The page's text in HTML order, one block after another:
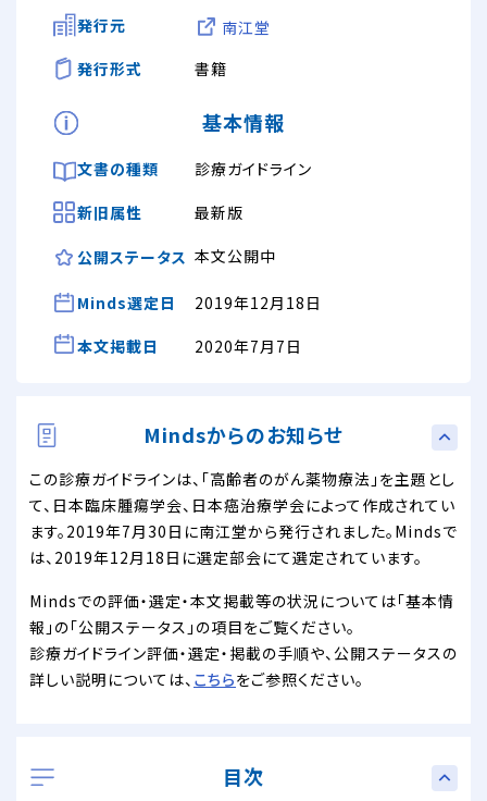
発行元
南江堂
発行形式
書籍
基本情報
文書の種類
診療ガイドライン
新旧属性
最新版
公開ステータス 本文公開中
Minds選定日
2019年12月18日
本文掲載日
2020年7月7日
Mindsからのお知らせ
この診療ガイドラインは、「高齢者のがん薬物療法」を主題とし
て、日本臨床腫瘍学会、日本癌治療学会によって作成されてい
ます。2019年7月30日に南江堂から発行されました。Mindsで
は、2019年12月18日に選定部会にて選定されています。
Mindsでの評価・選定・本文掲載等の状況については「基本情
報」の「公開ステータス」の項目をご覧ください。
診療ガイドライン評価・選定・掲載の手順や、公開ステータスの
詳しい説明については、 こちらをご参照ください。
目次